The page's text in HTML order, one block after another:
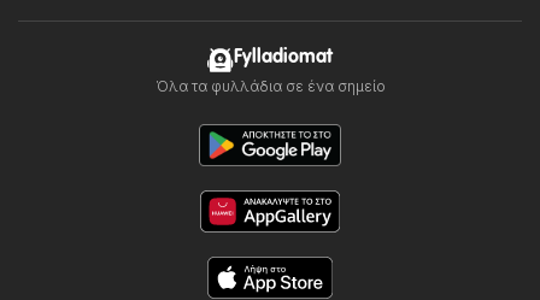
Fylladiomat
Όλα τα φυλλάδια σε ένα σημείο